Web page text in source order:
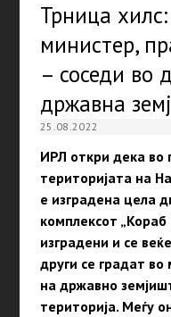
Трница
министер,
– соседи во
државна
25.08.2022
ИРЛ откри дека во
територијата на
е изградена цела
комплексот
изградени и се
други се градат
на државно
територија. Меѓу